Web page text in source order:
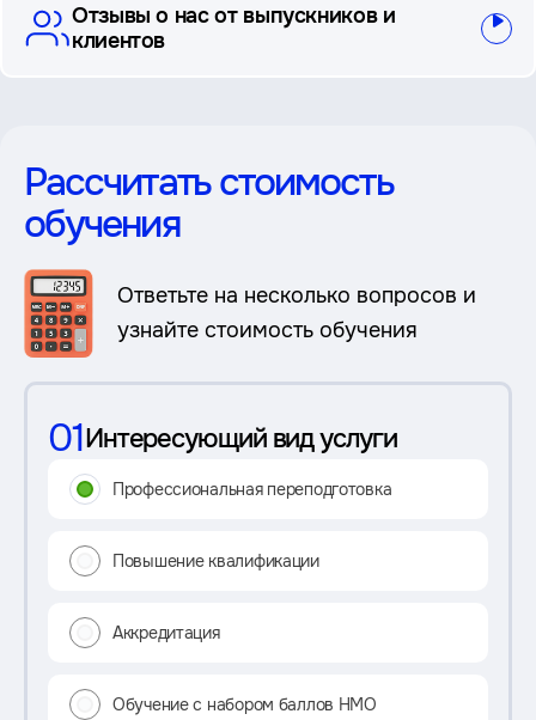
Отзывы о нас от выпускников и
клиентов
Рассчитать стоимость
обучения
Ответьте на несколько вопросов и
узнайте стоимость обучения
01Интересующий вид услуги
Профессиональная переподготовка
Повышение квалификации
Аккредитация
Обучение с набором баллов НМО